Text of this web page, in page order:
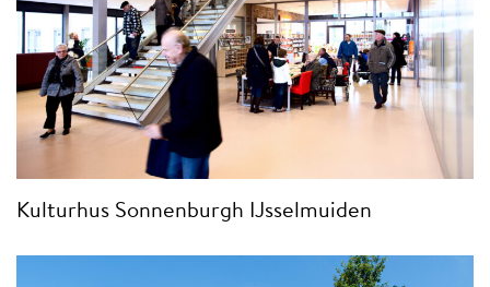
Kulturhus Sonnenburgh IJsselmuiden